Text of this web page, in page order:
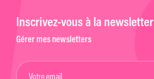
Inscrivez-vous à la newsletter
Gérer mes newsletters